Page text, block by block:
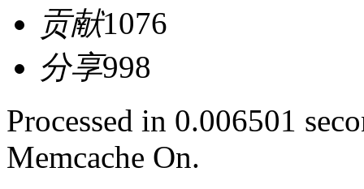
贡献1076
分享998
Processed in 0.006501
Memcache On.